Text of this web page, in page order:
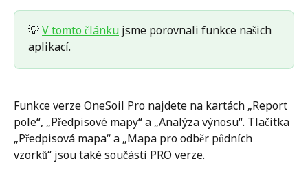
💡 V tomto článku jsme porovnali funkce našich
aplikací.
Funkce verze OneSoil Pro najdete na kartách „Report
pole“, „Předpisové mapy“ a „Analýza výnosu“. Tlačítka
„Předpisová mapa“ a „Mapa pro odběr půdních
vzorků“ jsou také součástí PRO verze.